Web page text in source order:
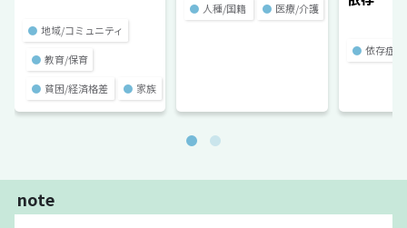
● 地域/コミュニティ
● 教育/保育
● 貧困/経済格差 ● 家族
● 人種/国籍 ● 医療/介護
● 依存症
note